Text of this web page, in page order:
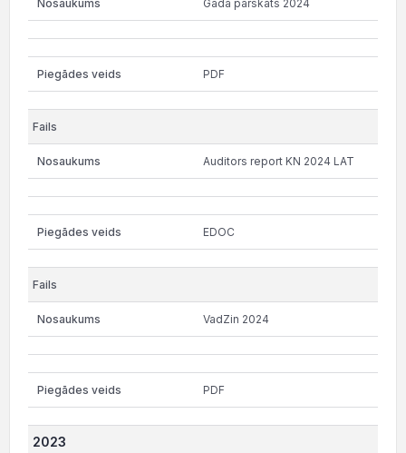
Gada pārskats 2024
PDF
Auditors report KN 2024 LAT
EDOC
VadZin 2024
PDF
2023